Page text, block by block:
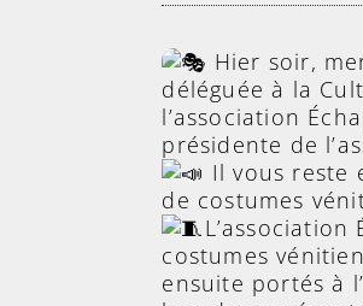
Hier soir,
déléguée à la
l’association
présidente de
Il vous reste
de costumes
costumes
ensuite portés à